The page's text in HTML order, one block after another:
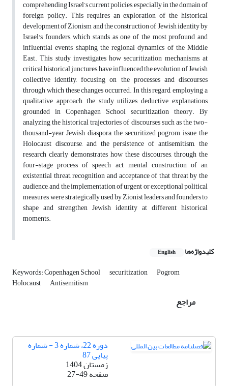
comprehending Israel’s current policies, especially in the domain of
foreign policy. This requires an exploration of the historical
development of Zionism and the construction of Jewish identity by
Israel's founders, which stands as one of the most profound and
influential events shaping the regional dynamics of the Middle
East. This study investigates how securitization mechanisms, at
critical historical junctures, have influenced the evolution of Jewish
collective identity, focusing on the processes and discourses
through which these changes occurred. In this regard, employing a
qualitative approach, the study utilizes deductive explanations
grounded in Copenhagen School securitization theory. By
analyzing the historical trajectories of discourses such as the two-
thousand-year Jewish diaspora, the securitized pogrom issue, the
Holocaust discourse, and the persistence of antisemitism, the
research clearly demonstrates how these discourses, through the
four-stage process of speech act, mental construction of an
existential threat, recognition and acceptance of that threat by the
audience, and the implementation of urgent or exceptional political
measures, were strategically used by Zionist leaders and founders to
shape and strengthen Jewish identity at different historical
moments.
کلیدواژه‌ها English
Keywords: Copenhagen School securitization Pogrom
Holocaust Antisemitism
مراجع
دوره 22، شماره 3 - شماره
پیاپی 87
زمستان 1404
صفحه27-49